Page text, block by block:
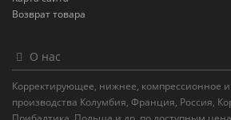
Возврат товара
О нас
Корректирующее, нижнее, компрессионное
производства Колумбия, Франция, Россия,